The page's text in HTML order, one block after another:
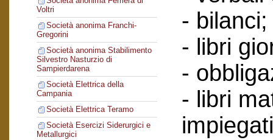
Voltri
Società anonima Franchi-
Gregorini
Società anonima Stabilimento
Silvestro Nasturzio di
Sampierdarena
Società Elettrica della
Campania
Società Elettrica Teramo
Società Esercizi Siderurgici e
Metallurgici
- bilanci;
- libri
-
- libri